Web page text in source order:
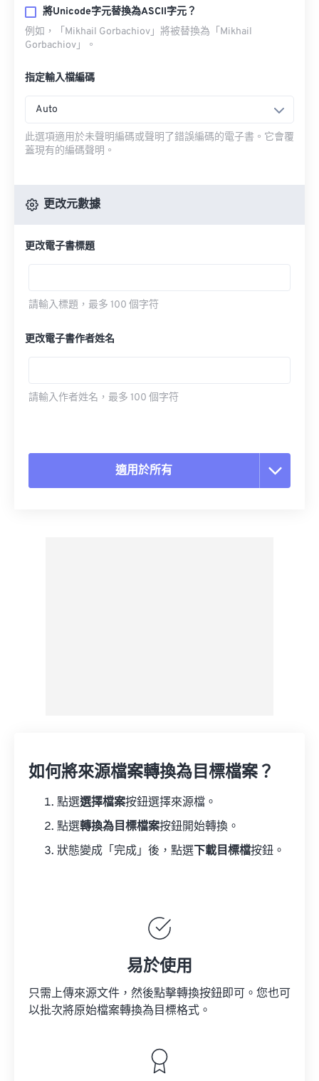
將Unicode字元替換為ASCII字元？
例如，「Mikhail Gorbachiov」將被替換為「Mikhail
Gorbachiov」。
指定輸入檔編碼
Auto
此選項適用於未聲明編碼或聲明了錯誤編碼的電子書。它會覆
蓋現有的編碼聲明。
更改元數據
更改電子書標題
請輸入標題，最多 100 個字符
更改電子書作者姓名
請輸入作者姓名，最多 100 個字符
適用於所有
如何將來源檔案轉換為目標檔案？
點選選擇檔案按鈕選擇來源檔。
點選轉換為目標檔案按鈕開始轉換。
狀態變成「完成」後，點選 下載目標檔按鈕。
易於使用
只需上傳來源文件，然後點擊轉換按鈕即可。您也可
以批次將原始檔案轉換為目標格式。